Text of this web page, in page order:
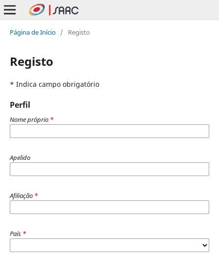
Página de Início / Registo
Registo
* Indica campo obrigatório
Perfil
Nome próprio *
Apelido
Afiliação *
País *